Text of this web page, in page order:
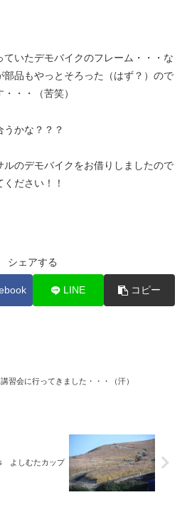
いたデモバイクのフレーム・・・な
品もやっとそろった（はず？）ので
・・（苦笑）
かな？？？
ルのデモバイクをお借りしましたので
ださい！！
シェアする
LINE コピー
講習会に行ってきました・・・（汗）
よしむたカップ